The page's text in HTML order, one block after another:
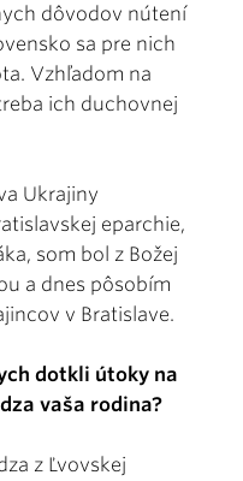
dôvodov nútení
sa pre nich
Vzhľadom na
ich duchovnej
Ukrajiny
eparchie,
som bol z Božej
a dnes pôsobím
v Bratislave.
dotkli útoky na
vaša rodina?
z Ľvovskej